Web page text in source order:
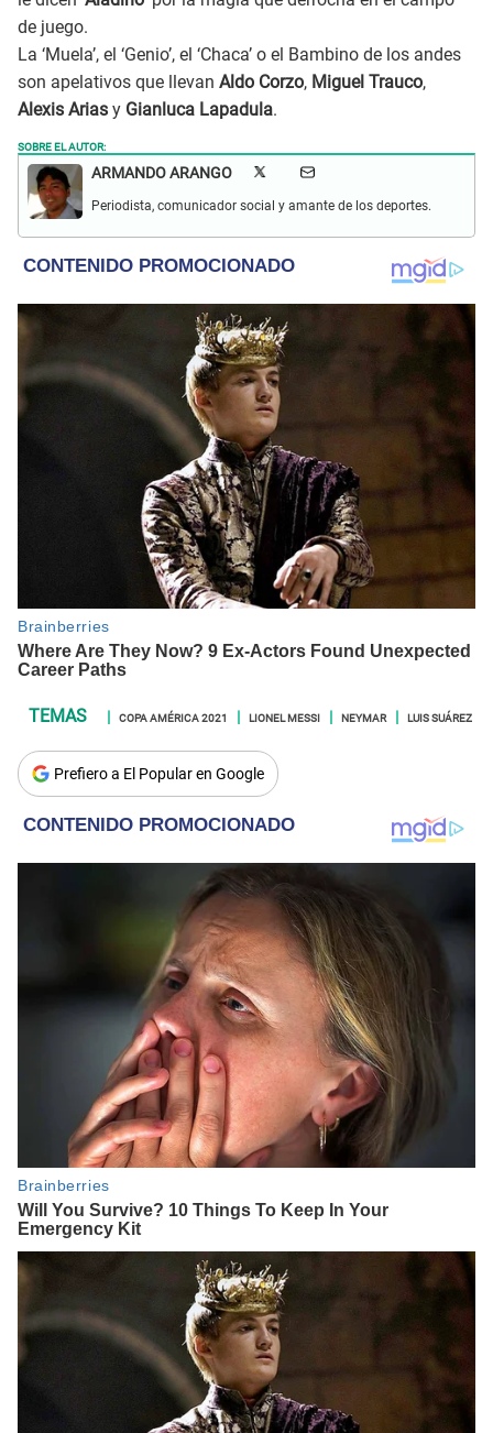
de juego.
La ‘Muela’, el ‘Genio’, el ‘Chaca’ o el Bambino de los andes
son apelativos que llevan Aldo Corzo, Miguel Trauco,
Alexis Arias y Gianluca Lapadula.
SOBRE EL AUTOR:
ARMANDO ARANGO
Periodista, comunicador social y amante de los deportes.
COPA AMÉRICA 2021 LIONEL MESSI NEYMAR LUIS SUÁREZ
Prefiero a El Popular en Google